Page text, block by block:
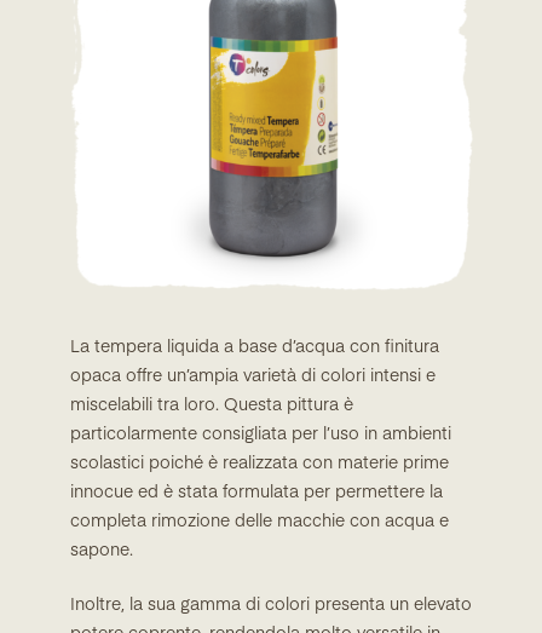
La tempera liquida a base d’acqua con finitura
opaca offre un’ampia varietà di colori intensi e
miscelabili tra loro. Questa pittura è
particolarmente consigliata per l’uso in ambienti
scolastici poiché è realizzata con materie prime
innocue ed è stata formulata per permettere la
completa rimozione delle macchie con acqua e
sapone.
Inoltre, la sua gamma di colori presenta un elevato